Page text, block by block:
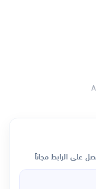
على الرابط مجاناً